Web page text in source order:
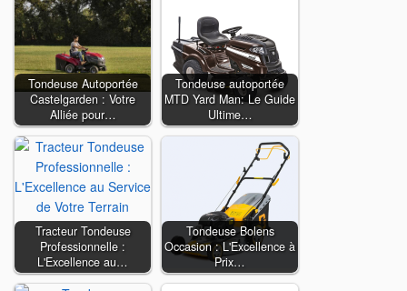
Tondeuse Autoportée
Castelgarden : Votre
Alliée pour…
Tondeuse autoportée
MTD Yard Man: Le Guide
Ultime…
Tracteur Tondeuse
Professionnelle :
L'Excellence au…
Tondeuse Bolens
Occasion : L'Excellence à
Prix…